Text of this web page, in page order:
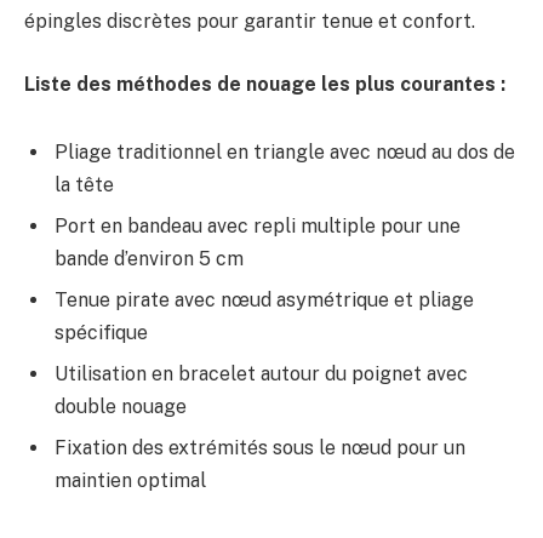
épingles discrètes pour garantir tenue et confort.
Liste des méthodes de nouage les plus courantes :
Pliage traditionnel en triangle avec nœud au dos de
la tête
Port en bandeau avec repli multiple pour une
bande d’environ 5 cm
Tenue pirate avec nœud asymétrique et pliage
spécifique
Utilisation en bracelet autour du poignet avec
double nouage
Fixation des extrémités sous le nœud pour un
maintien optimal